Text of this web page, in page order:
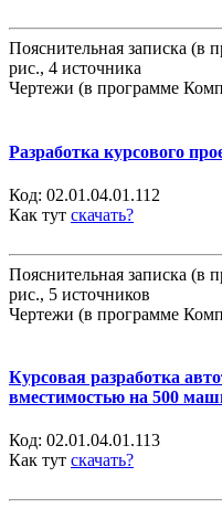
Пояснительная записка (в
рис., 4 источника
Чертежи (в программе
Разработка курсового
Код: 02.01.04.01.112
Как тут скачать?
Пояснительная записка (в
рис., 5 источников
Чертежи (в программе
Курсовая разработка
вместимостью на 500
Код: 02.01.04.01.113
Как тут скачать?